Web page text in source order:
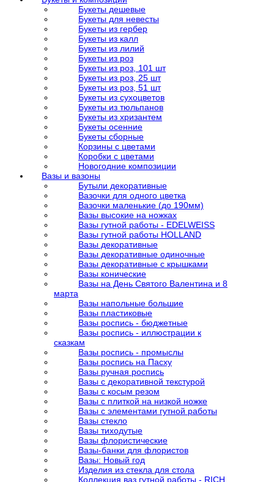
Букеты дешевые
Букеты для невесты
Букеты из гербер
Букеты из калл
Букеты из лилий
Букеты из роз
Букеты из роз, 101 шт
Букеты из роз, 25 шт
Букеты из роз, 51 шт
Букеты из сухоцветов
Букеты из тюльпанов
Букеты из хризантем
Букеты осенние
Букеты сборные
Корзины с цветами
Коробки с цветами
Новогодние композиции
Вазы и вазоны
Бутыли декоративные
Вазочки для одного цветка
Вазочки маленькие (до 190мм)
Вазы высокие на ножках
Вазы гутной работы - EDELWEISS
Вазы гутной работы HOLLAND
Вазы декоративные
Вазы декоративные одиночные
Вазы декоративные с крышками
Вазы конические
Вазы на День Святого Валентина и 8
марта
Вазы напольные большие
Вазы пластиковые
Вазы роспись - бюджетные
Вазы роспись - иллюстрации к
сказкам
Вазы роспись - промыслы
Вазы роспись на Пасху
Вазы ручная роспись
Вазы с декоративной текстурой
Вазы с косым резом
Вазы с плиткой на низкой ножке
Вазы с элементами гутной работы
Вазы стекло
Вазы тиходутые
Вазы флористические
Вазы-банки для флористов
Вазы: Новый год
Изделия из стекла для стола
Коллекция ваз гутной работы - RICH